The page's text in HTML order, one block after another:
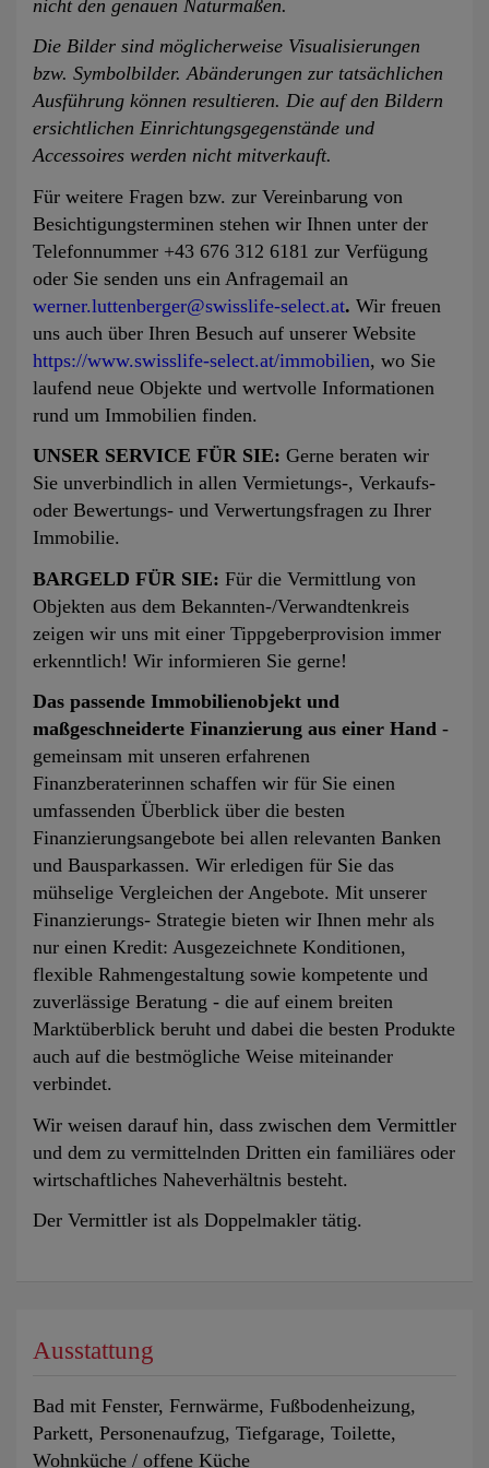
nicht den genauen Naturmaßen.
Die Bilder sind möglicherweise Visualisierungen
bzw. Symbolbilder. Abänderungen zur tatsächlichen
Ausführung können resultieren. Die auf den Bildern
ersichtlichen Einrichtungsgegenstände und
Accessoires werden nicht mitverkauft.
Für weitere Fragen bzw. zur Vereinbarung von
Besichtigungsterminen stehen wir Ihnen unter der
Telefonnummer +43 676 312 6181 zur Verfügung
oder Sie senden uns ein Anfragemail an
werner.luttenberger@swisslife-select.at. Wir freuen
uns auch über Ihren Besuch auf unserer Website
https://www.swisslife-select.at/immobilien, wo Sie
laufend neue Objekte und wertvolle Informationen
rund um Immobilien finden.
UNSER SERVICE FÜR SIE: Gerne beraten wir
Sie unverbindlich in allen Vermietungs-, Verkaufs-
oder Bewertungs- und Verwertungsfragen zu Ihrer
Immobilie.
BARGELD FÜR SIE: Für die Vermittlung von
Objekten aus dem Bekannten-/Verwandtenkreis
zeigen wir uns mit einer Tippgeberprovision immer
erkenntlich! Wir informieren Sie gerne!
Das passende Immobilienobjekt und
maßgeschneiderte Finanzierung aus einer Hand -
gemeinsam mit unseren erfahrenen
Finanzberaterinnen schaffen wir für Sie einen
umfassenden Überblick über die besten
Finanzierungsangebote bei allen relevanten Banken
und Bausparkassen. Wir erledigen für Sie das
mühselige Vergleichen der Angebote. Mit unserer
Finanzierungs- Strategie bieten wir Ihnen mehr als
nur einen Kredit: Ausgezeichnete Konditionen,
flexible Rahmengestaltung sowie kompetente und
zuverlässige Beratung - die auf einem breiten
Marktüberblick beruht und dabei die besten Produkte
auch auf die bestmögliche Weise miteinander
verbindet.
Wir weisen darauf hin, dass zwischen dem Vermittler
und dem zu vermittelnden Dritten ein familiäres oder
wirtschaftliches Naheverhältnis besteht.
Der Vermittler ist als Doppelmakler tätig.
Ausstattung
Bad mit Fenster Fernwärme Fußbodenheizung
Parkett Personenaufzug Tiefgarage Toilette
Wohnküche / offene Küche